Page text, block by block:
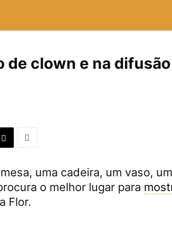
de clown e na
uma cadeira, um vaso,
o melhor lugar para
Flor.